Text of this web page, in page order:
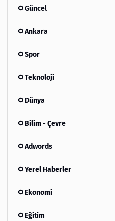
Güncel
Ankara
Spor
Teknoloji
Dünya
Bilim - Çevre
Adwords
Yerel Haberler
Ekonomi
Eğitim